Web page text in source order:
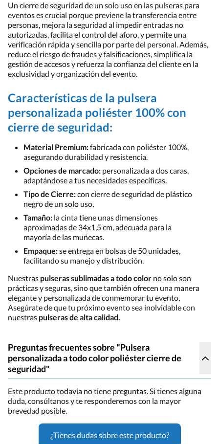
Un cierre de seguridad de un solo uso en las pulseras para
eventos es crucial porque previene la transferencia entre
personas, mejora la seguridad al impedir entradas no
autorizadas, facilita el control del aforo, y permite una
verificación rápida y sencilla por parte del personal. Además,
reduce el riesgo de fraudes y falsificaciones, simplifica la
gestión de accesos y refuerza la confianza del cliente en la
exclusividad y organización del evento.
Características de la pulsera
personalizada poliéster 100% con
cierre de seguridad:
Material Premium:fabricada con poliéster 100%,
asegurando durabilidad y resistencia.
Opciones de marcado: personalizada a dos caras,
adaptándose a tus necesidades específicas.
Tipo de Cierre:con cierre de seguridad de plástico
negro de un solo uso.
Tamaño: la cinta tiene unas dimensiones
aproximadas de 34x1,5 cm, adecuada para la
mayoría de las muñecas.
Empaque:se entrega en bolsas de 50 unidades,
facilitando su manejo y distribución.
Nuestras pulseras sublimadas a todo color no solo son
prácticas y seguras, sino que también ofrecen una manera
elegante y personalizada de conmemorar tu evento.
Asegúrate de que tu próximo evento sea inolvidable con
nuestras pulseras de alta calidad.
Preguntas frecuentes sobre "Pulsera
personalizada a todo color poliéster cierre de
seguridad"
Este producto todavía no tiene preguntas. Si tienes alguna
duda, consúltanos y te responderemos con la mayor
brevedad posible.
¿Tienes dudas sobre este producto?